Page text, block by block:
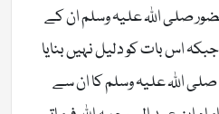
صلی اللہ علیہ وسلم ان کے
اس بات کو دلیل نہیں بنایا
اللہ علیہ وسلم کا ان سے